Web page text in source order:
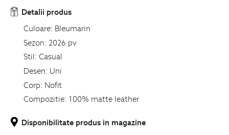
Detalii produs
Culoare: Bleumarin
Sezon: 2026 pv
Stil: Casual
Desen: Uni
Corp: Nofit
Compozitie: 100% matte leather
Disponibilitate produs in magazine